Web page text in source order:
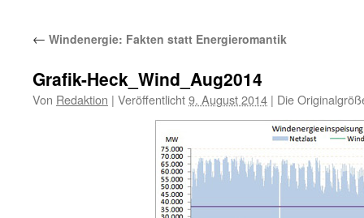
← Windenergie: Fakten statt Energieromantik
Grafik-Heck_Wind_Aug2014
Von Redaktion | Veröffentlicht9. August 2014 | Die